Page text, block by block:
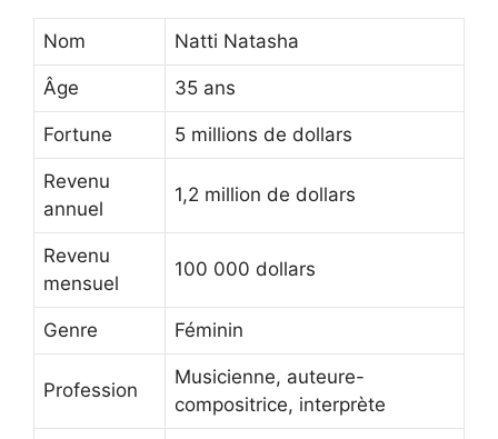
Nom Natti Natasha
Âge 35 ans
Fortune 5 millions de dollars
Revenu
annuel
1,2 million de dollars
Revenu
mensuel
100 000 dollars
Genre Féminin
Profession
Musicienne, auteure-
compositrice, interprète